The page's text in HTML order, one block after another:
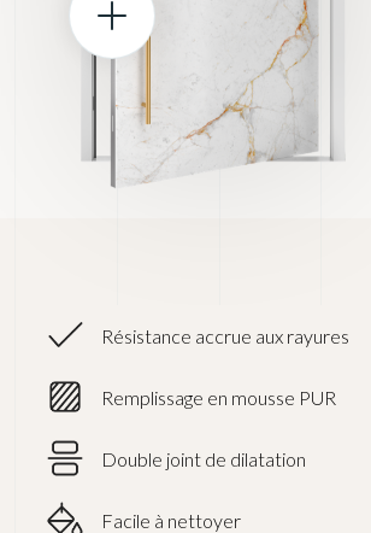
Résistance accrue aux rayures
Remplissage en mousse PUR
Double joint de dilatation
Facile à nettoyer